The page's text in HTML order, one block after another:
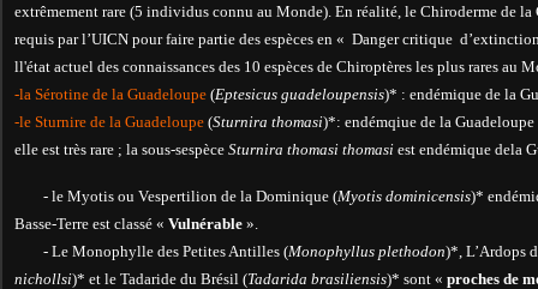
extrêmement rare (5 individus connu au Monde). En réalité, le Chiroderme de la
requis par l’UICN pour faire partie des espèces en « Danger critique
ll'état actuel des connaissances des 10 espèces de Chiroptères les plus rares au
-la Sérotine de la Guadeloupe (Eptesicus guadeloupensis)* : endémique de la
-le Sturnire de la Guadeloupe (Sturnira thomasi)*: endémqiue de la Guadeloupe
elle est très rare ; la sous-sespèce Sturnira thomasi thomasi est endémique dela
- le Myotis ou Vespertilion de la Dominique (Myotis dominicensis)*
Basse-Terre est classé « Vulnérable ».
- Le Monophylle des Petites Antilles (Monophyllus plethodon)*, L’Ardops
nichollsi)* et le Tadaride du Brésil (Tadarida brasiliensis)* sont « proches de